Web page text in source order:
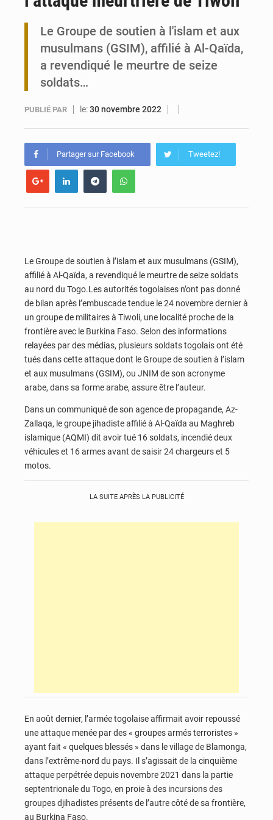
Maurice : Démission de la ministre Véronique Leu-Govind
Le Groupe de soutien à l'islam et aux
musulmans (GSIM), affilié à Al-Qaïda,
a revendiqué le meurtre de seize
soldats…
PUBLIÉ PAR le:30 novembre 2022
Partager sur Facebook Tweetez!
Le Groupe de soutien à l’islam et aux musulmans (GSIM),
affilié à Al-Qaïda, a revendiqué le meurtre de seize soldats
au nord du Togo.Les autorités togolaises n’ont pas donné
de bilan après l’embuscade tendue le 24 novembre dernier à
un groupe de militaires à Tiwoli, une localité proche de la
frontière avec le Burkina Faso. Selon des informations
relayées par des médias, plusieurs soldats togolais ont été
tués dans cette attaque dont le Groupe de soutien à l’islam
et aux musulmans (GSIM), ou JNIM de son acronyme
arabe, dans sa forme arabe, assure être l’auteur.
Dans un communiqué de son agence de propagande, Az-
Zallaqa, le groupe jihadiste affilié à Al-Qaïda au Maghreb
islamique (AQMI) dit avoir tué 16 soldats, incendié deux
véhicules et 16 armes avant de saisir 24 chargeurs et 5
motos.
LA SUITE APRÈS LA PUBLICITÉ
En août dernier, l’armée togolaise affirmait avoir repoussé
une attaque menée par des « groupes armés terroristes »
ayant fait « quelques blessés » dans le village de Blamonga,
dans l’extrême-nord du pays. Il s’agissait de la cinquième
attaque perpétrée depuis novembre 2021 dans la partie
septentrionale du Togo, en proie à des incursions des
groupes djihadistes présents de l’autre côté de sa frontière,
au Burkina Faso.